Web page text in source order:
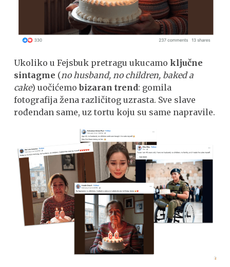
Ukoliko u Fejsbuk pretragu ukucamoključne
sintagme (no husband, no children, baked a
cake) uočićemobizaran trend: gomila
fotografija žena različitog uzrasta. Sve slave
rođendan same, uz tortu koju su same napravile.